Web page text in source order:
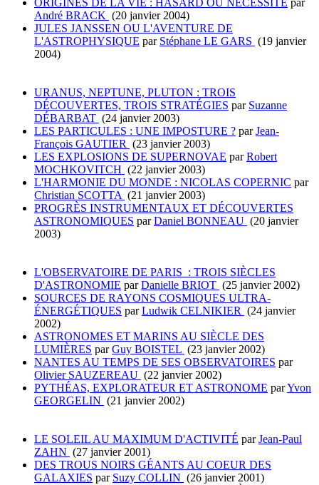
ORIGINES DE LA VIE : HASARD OU NÉCESSITÉ par
André BRACK (20 janvier 2004)
JULES JANSSEN OU L'AVENTURE DE
L'ASTROPHYSIQUE par Stéphane LE GARS (19 janvier
2004)
URANUS, NEPTUNE, PLUTON : TROIS
DÉCOUVERTES, TROIS STRATÉGIES par Suzanne
DÉBARBAT (24 janvier 2003)
LES PARTICULES : UNE IMPOSTURE ? parJean-
François GAUTIER (23 janvier 2003)
LES EXPLOSIONS DE SUPERNOVAE parRobert
MOCHKOVITCH (22 janvier 2003)
L'HARMONIE DU MONDE : NICOLAS COPERNIC par
Christian SCOTTA (21 janvier 2003)
PROGRÈS INSTRUMENTAUX ET DÉCOUVERTES
ASTRONOMIQUES parDaniel BONNEAU (20 janvier
2003)
L'OBSERVATOIRE DE PARIS : TROIS SIÈCLES
D'ASTRONOMIE parDanielle BRIOT (25 janvier 2002)
SOURCES DE RAYONS COSMIQUES ULTRA-
ÉNERGÉTIQUES parLudwik CELNIKIER (24 janvier
2002)
ASTRONOMES ET MARINS AU SIÈCLE DES
LUMIÈRES parGuy BOISTEL (23 janvier 2002)
NANTES AU TEMPS DE SES OBSERVATOIRES par
Olivier SAUZEREAU (22 janvier 2002)
PYTHÉAS, EXPLORATEUR ET ASTRONOME parYvon
GEORGELIN (21 janvier 2002)
LE SOLEIL AU MAXIMUM D'ACTIVITÉ parJean-Paul
ZAHN (27 janvier 2001)
DES TROUS NOIRS GÉANTS AU COEUR DES
GALAXIES par Suzy COLLIN (26 janvier 2001)